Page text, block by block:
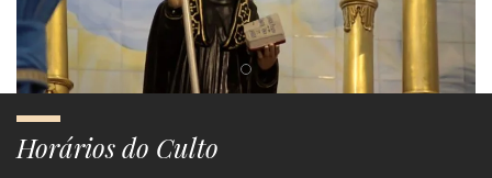
Horários do Culto